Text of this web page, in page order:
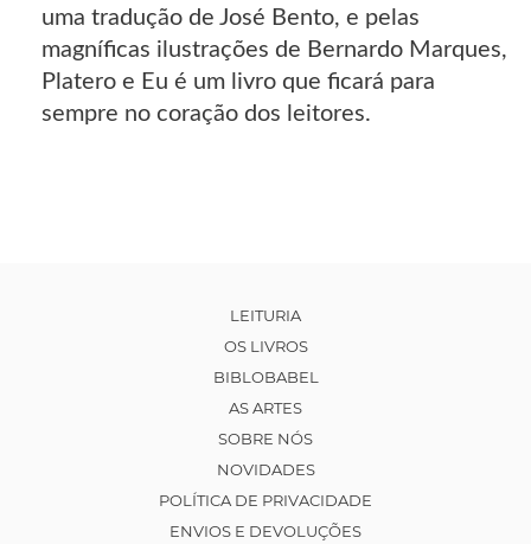
uma tradução de José Bento, e pelas
magníficas ilustrações de Bernardo Marques,
Platero e Eu é um livro que ficará para
sempre no coração dos leitores.
LEITURIA
OS LIVROS
BIBLOBABEL
AS ARTES
SOBRE NÓS
NOVIDADES
POLÍTICA DE PRIVACIDADE
ENVIOS E DEVOLUÇÕES